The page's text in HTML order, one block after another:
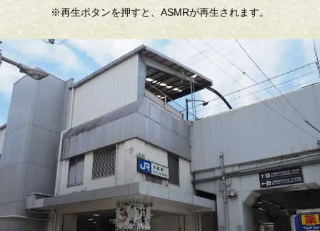
※再生ボタンを押すと、ASMRが再生されます。